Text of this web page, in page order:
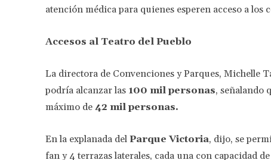
atención médica para quienes esperen acceso a los
Accesos al Teatro del Pueblo
La directora de Convenciones y Parques, Michelle
podría alcanzar las 100 mil personas, señalando
máximo de 42 mil personas.
En la explanada del Parque Victoria, dijo, se
fan y 4 terrazas laterales, cada una con capacidad